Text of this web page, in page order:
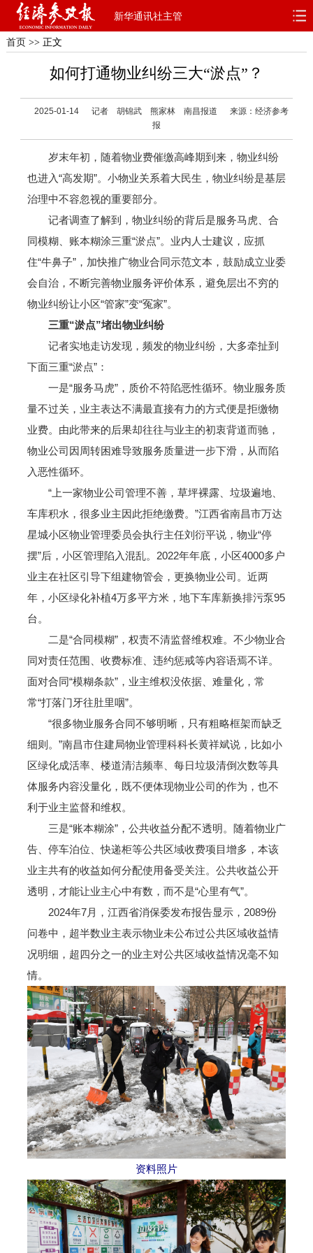
新华通讯社主管
首页 深度 思想
首页 >> 正文
如何打通物业纠纷三大“淤点”？
2025-01-14 记者 胡锦武 熊家林 南昌报道
来源：经济参考
报
岁末年初，随着物业费催缴高峰期到来，物业纠纷
也进入“高发期”。小物业关系着大民生，物业纠纷是基层
治理中不容忽视的重要部分。
记者调查了解到，物业纠纷的背后是服务马虎、合
同模糊、账本糊涂三重“淤点”。业内人士建议，应抓
住“牛鼻子”，加快推广物业合同示范文本，鼓励成立业委
会自治，不断完善物业服务评价体系，避免层出不穷的
物业纠纷让小区“管家”变“冤家”。
三重“淤点”堵出物业纠纷
记者实地走访发现，频发的物业纠纷，大多牵扯到
下面三重“淤点”：
一是“服务马虎”，质价不符陷恶性循环。物业服务质
量不过关，业主表达不满最直接有力的方式便是拒缴物
业费。由此带来的后果却往往与业主的初衷背道而驰，
物业公司因周转困难导致服务质量进一步下滑，从而陷
入恶性循环。
“上一家物业公司管理不善，草坪裸露、垃圾遍地、
车库积水，很多业主因此拒绝缴费。”江西省南昌市万达
星城小区物业管理委员会执行主任刘衍平说，物业“停
摆”后，小区管理陷入混乱。2022年年底，小区4000多户
业主在社区引导下组建物管会，更换物业公司。近两
年，小区绿化补植4万多平方米，地下车库新换排污泵95
台。
二是“合同模糊”，权责不清监督维权难。不少物业合
同对责任范围、收费标准、违约惩戒等内容语焉不详。
面对合同“模糊条款”，业主维权没依据、难量化，常
常“打落门牙往肚里咽”。
“很多物业服务合同不够明晰，只有粗略框架而缺乏
细则。”南昌市住建局物业管理科科长黄祥斌说，比如小
区绿化成活率、楼道清洁频率、每日垃圾清倒次数等具
体服务内容没量化，既不便体现物业公司的作为，也不
利于业主监督和维权。
三是“账本糊涂”，公共收益分配不透明。随着物业广
告、停车泊位、快递柜等公共区域收费项目增多，本该
业主共有的收益如何分配使用备受关注。公共收益公开
透明，才能让业主心中有数，而不是“心里有气”。
2024年7月，江西省消保委发布报告显示，2089份
问卷中，超半数业主表示物业未公布过公共区域收益情
况明细，超四分之一的业主对公共区域收益情况毫不知
情。
资料照片